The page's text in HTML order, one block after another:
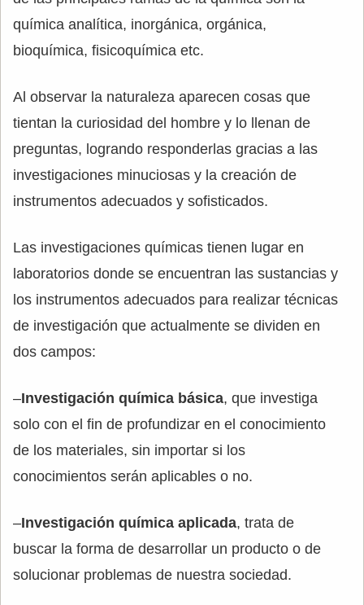
química analítica, inorgánica, orgánica,
bioquímica, fisicoquímica etc.
Al observar la naturaleza aparecen cosas que
tientan la curiosidad del hombre y lo llenan de
preguntas, logrando responderlas gracias a las
investigaciones minuciosas y la creación de
instrumentos adecuados y sofisticados.
Las investigaciones químicas tienen lugar en
laboratorios donde se encuentran las sustancias y
los instrumentos adecuados para realizar técnicas
de investigación que actualmente se dividen en
dos campos:
–Investigación química básica, que investiga
solo con el fin de profundizar en el conocimiento
de los materiales, sin importar si los
conocimientos serán aplicables o no.
–Investigación química aplicada, trata de
buscar la forma de desarrollar un producto o de
solucionar problemas de nuestra sociedad.